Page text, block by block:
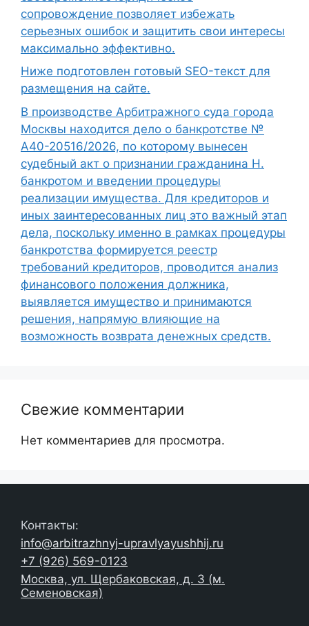
сопровождение позволяет избежать
серьезных ошибок и защитить свои интересы
максимально эффективно.
Ниже подготовлен готовый SEO-текст для
размещения на сайте.
В производстве Арбитражного суда города
Москвы находится дело о банкротстве №
А40-20516/2026, по которому вынесен
судебный акт о признании гражданина Н.
банкротом и введении процедуры
реализации имущества. Для кредиторов и
иных заинтересованных лиц это важный этап
дела, поскольку именно в рамках процедуры
банкротства формируется реестр
требований кредиторов, проводится анализ
финансового положения должника,
выявляется имущество и принимаются
решения, напрямую влияющие на
возможность возврата денежных средств.
Свежие комментарии
Нет комментариев для просмотра.
Контакты:
info@arbitrazhnyj-upravlyayushhij.ru
+7 (926) 569-0123
Москва, ул. Щербаковская, д. 3 (м.
Семеновская)